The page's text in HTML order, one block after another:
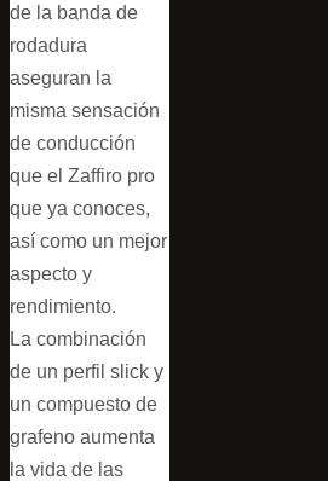
de la banda de
rodadura
aseguran la
misma sensación
de conducción
que el Zaffiro pro
que ya conoces,
así como un mejor
aspecto y
rendimiento.
La combinación
de un perfil slick y
un compuesto de
grafeno aumenta
la vida de las